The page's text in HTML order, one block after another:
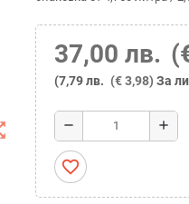
37,00 лв.
(7,79 лв. (€ 3,98) За
remove add
favorite_border